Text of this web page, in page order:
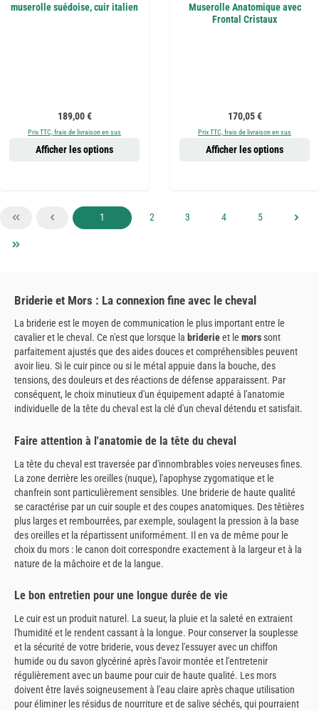
muserolle suédoise, cuir italien
Prix régulier :
189,00 €
Prix TTC, frais de livraison en sus
Afficher les options
Muserolle Anatomique avec
Frontal Cristaux
Prix régulier :
170,05 €
Prix TTC, frais de livraison en sus
Afficher les options
Page
1 Page
2 Page
3 Page
4 Page
5
Briderie et Mors : La connexion fine avec le cheval
La briderie est le moyen de communication le plus important entre le
cavalier et le cheval. Ce n'est que lorsque la briderieet le morssont
parfaitement ajustés que des aides douces et compréhensibles peuvent
avoir lieu. Si le cuir pince ou si le métal appuie dans la bouche, des
tensions, des douleurs et des réactions de défense apparaissent. Par
conséquent, le choix minutieux d'un équipement adapté à l'anatomie
individuelle de la tête du cheval est la clé d'un cheval détendu et satisfait.
Faire attention à l'anatomie de la tête du cheval
La tête du cheval est traversée par d'innombrables voies nerveuses fines.
La zone derrière les oreilles (nuque), l'apophyse zygomatique et le
chanfrein sont particulièrement sensibles. Une briderie de haute qualité
se caractérise par un cuir souple et des coupes anatomiques. Des têtières
plus larges et rembourrées, par exemple, soulagent la pression à la base
des oreilles et la répartissent uniformément. Il en va de même pour le
choix du mors : le canon doit correspondre exactement à la largeur et à la
nature de la mâchoire et de la langue.
Le bon entretien pour une longue durée de vie
Le cuir est un produit naturel. La sueur, la pluie et la saleté en extraient
l'humidité et le rendent cassant à la longue. Pour conserver la souplesse
et la sécurité de votre briderie, vous devez l'essuyer avec un chiffon
humide ou du savon glycériné après l'avoir montée et l'entretenir
régulièrement avec un baume pour cuir de haute qualité. Les mors
doivent être lavés soigneusement à l'eau claire après chaque utilisation
pour éliminer les résidus de nourriture et de salive séchés, qui pourraient